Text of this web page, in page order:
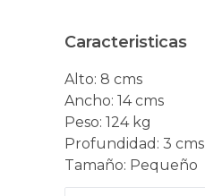
Caracteristicas
Alto: 8 cms
Ancho: 14 cms
Peso: 124 kg
Profundidad : 3 cms
Tamaño: Pequeño